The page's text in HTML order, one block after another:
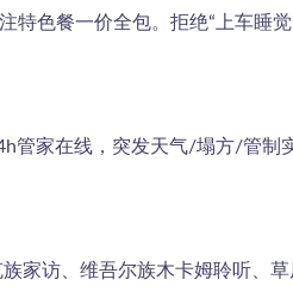
色餐一价全包。拒绝“上车睡
家在线，突发天气/塌方/管制
访、维吾尔族木卡姆聆听、